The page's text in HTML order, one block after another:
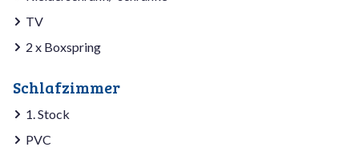
TV
2 x Boxspring
Schlafzimmer
1. Stock
PVC